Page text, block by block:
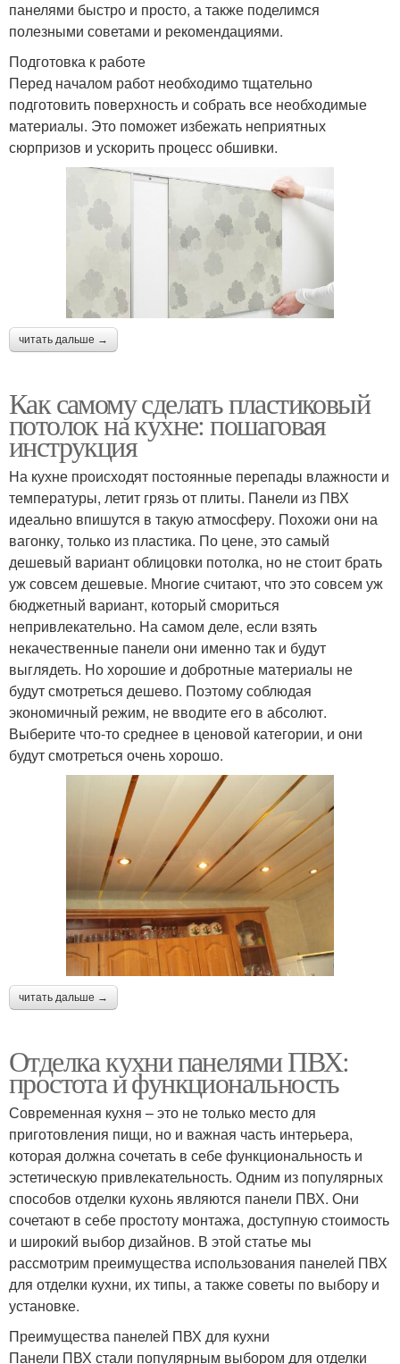
панелями быстро и просто, а также поделимся
полезными советами и рекомендациями.
Подготовка к работе
Перед началом работ необходимо тщательно
подготовить поверхность и собрать все необходимые
материалы. Это поможет избежать неприятных
сюрпризов и ускорить процесс обшивки.
читать дальше →
Как самому сделать пластиковый
потолок на кухне: пошаговая
инструкция
На кухне происходят постоянные перепады влажности и
температуры, летит грязь от плиты. Панели из ПВХ
идеально впишутся в такую атмосферу. Похожи они на
вагонку, только из пластика. По цене, это самый
дешевый вариант облицовки потолка, но не стоит брать
уж совсем дешевые. Многие считают, что это совсем уж
бюджетный вариант, который смориться
непривлекательно. На самом деле, если взять
некачественные панели они именно так и будут
выглядеть. Но хорошие и добротные материалы не
будут смотреться дешево. Поэтому соблюдая
экономичный режим, не вводите его в абсолют.
Выберите что-то среднее в ценовой категории, и они
будут смотреться очень хорошо.
читать дальше →
Отделка кухни панелями ПВХ:
простота и функциональность
Современная кухня – это не только место для
приготовления пищи, но и важная часть интерьера,
которая должна сочетать в себе функциональность и
эстетическую привлекательность. Одним из популярных
способов отделки кухонь являются панели ПВХ. Они
сочетают в себе простоту монтажа, доступную стоимость
и широкий выбор дизайнов. В этой статье мы
рассмотрим преимущества использования панелей ПВХ
для отделки кухни, их типы, а также советы по выбору и
установке.
Преимущества панелей ПВХ для кухни
Панели ПВХ стали популярным выбором для отделки